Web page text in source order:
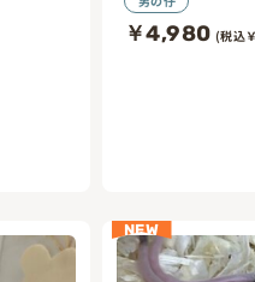
￥4,980 (税込
NEW